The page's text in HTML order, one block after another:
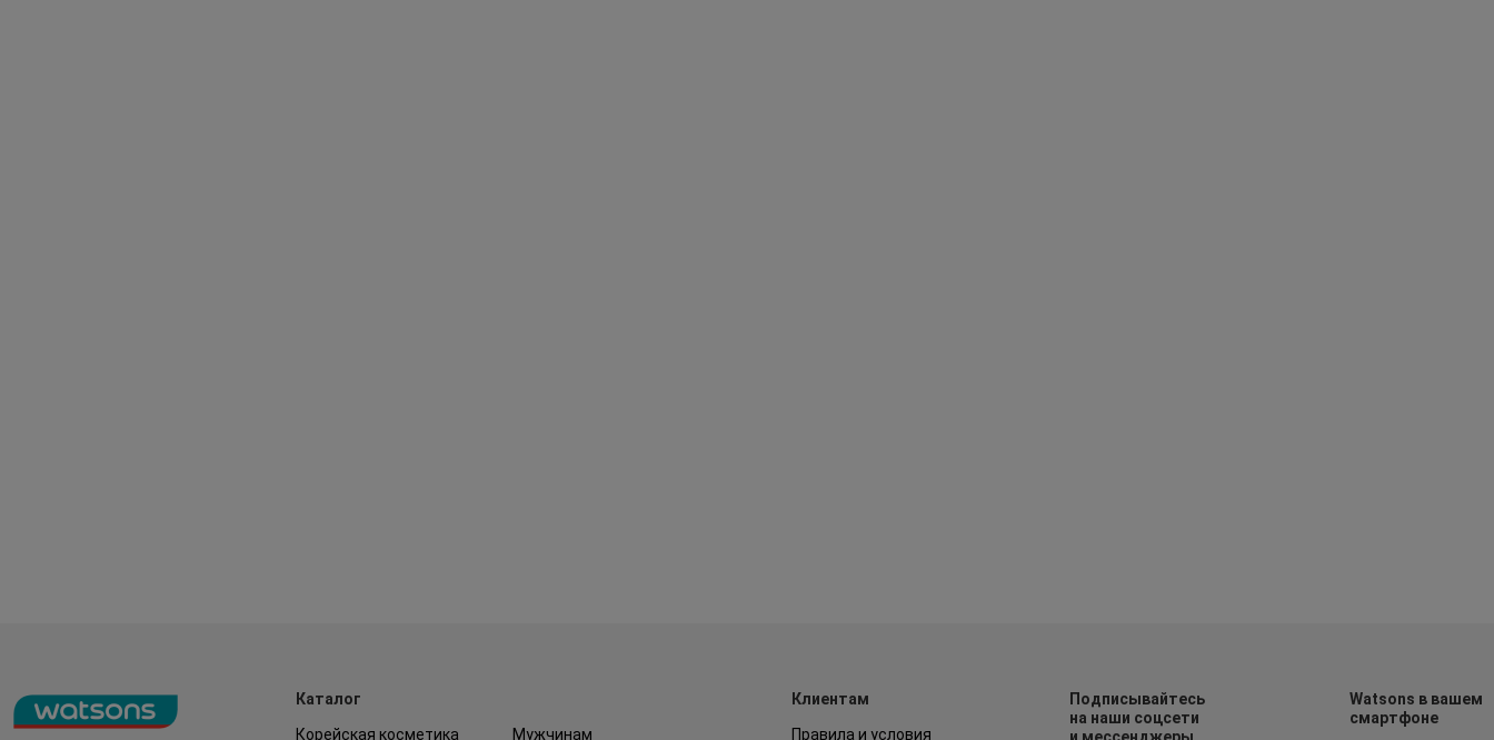
Каталог
Корейская косметика
Мужчинам
Клиентам
Правила и условия
Подписывайтесь
на наши соцсети
Watsons в вашем
смартфоне